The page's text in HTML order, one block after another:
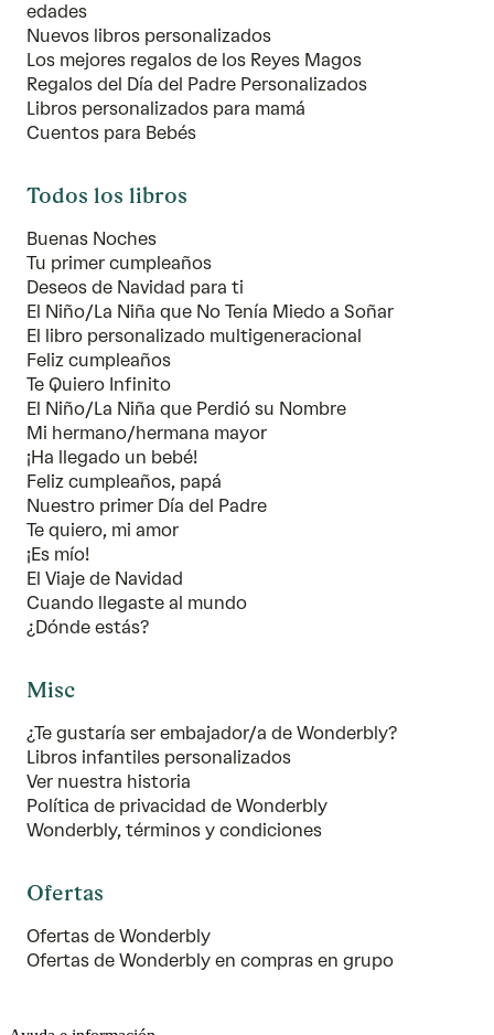
edades
Nuevos libros personalizados
Los mejores regalos de los Reyes Magos
Regalos del Día del Padre Personalizados
Libros personalizados para mamá
Cuentos para Bebés
Todos los libros
Buenas Noches
Tu primer cumpleaños
Deseos de Navidad para ti
El Niño/La Niña que No Tenía Miedo a Soñar
El libro personalizado multigeneracional
Feliz cumpleaños
Te Quiero Infinito
El Niño/La Niña que Perdió su Nombre
Mi hermano/hermana mayor
¡Ha llegado un bebé!
Feliz cumpleaños, papá
Nuestro primer Día del Padre
Te quiero, mi amor
¡Es mío!
El Viaje de Navidad
Cuando llegaste al mundo
¿Dónde estás?
Misc
¿Te gustaría ser embajador/a de Wonderbly?
Libros infantiles personalizados
Ver nuestra historia
Política de privacidad de Wonderbly
Wonderbly, términos y condiciones
Ofertas
Ofertas de Wonderbly
Ofertas de Wonderbly en compras en grupo